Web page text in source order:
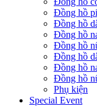
Đồng hồ
Đồng hồ
Đồng hồ
Đồng hồ
Đồng hồ
Đồng hồ
Đồng hồ
Phụ kiện
Special Event